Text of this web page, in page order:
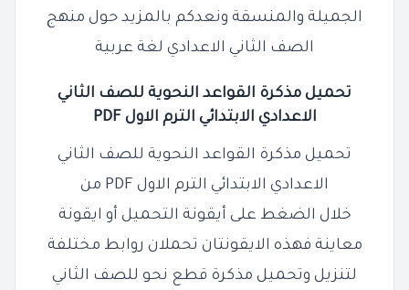
الجميلة والمنسقة ونعدكم بالمزيد حول منهج
الصف الثاني الاعدادي لغة عربية
تحميل مذكرة القواعد النحوية للصف الثاني
الاعدادي الابتدائي الترم الاول PDF
تحميل مذكرة القواعد النحوية للصف الثاني
الاعدادي الابتدائي الترم الاول PDF من
خلال الضغط على أيقونة التحميل أو ايقونة
معاينة فهذه الايقونتان تحملان روابط مختلفة
لتنزيل وتحميل مذكرة قطع نحو للصف الثاني